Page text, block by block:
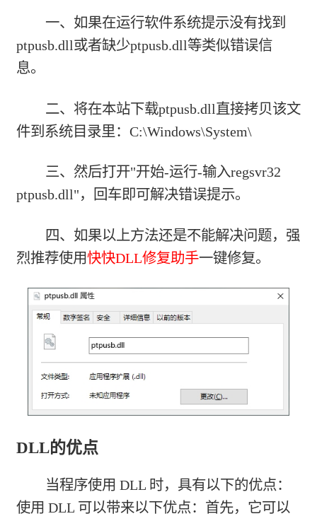
一、如果在运行软件系统提示没有找到
ptpusb.dll或者缺少ptpusb.dll等类似错误信
息。
二、将在本站下载ptpusb.dll直接拷贝该文
件到系统目录里：C:\Windows\System\
三、然后打开"开始-运行-输入regsvr32
ptpusb.dll"，回车即可解决错误提示。
四、如果以上方法还是不能解决问题，强
烈推荐使用快快DLL修复助手一键修复。
DLL的优点
当程序使用 DLL 时，具有以下的优点：
使用 DLL 可以带来以下优点：首先，它可以